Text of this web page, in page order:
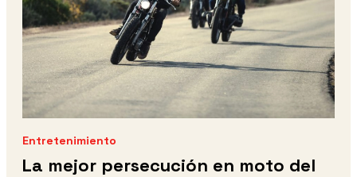
Entretenimiento
La mejor persecución en moto del